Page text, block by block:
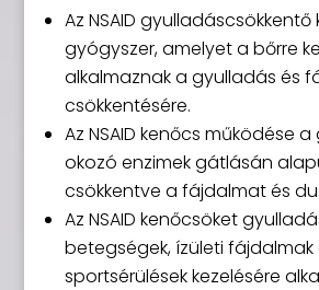
Az NSAID
gyógyszer, amelyet a bőrre
alkalmaznak a gyulladás és
csökkentésére.
Az NSAID kenőcs működése
okozó enzimek gátlásán
csökkentve a fájdalmat és
Az NSAID kenőcsöket
betegségek, ízületi fájdalmak
sportsérülések kezelésére